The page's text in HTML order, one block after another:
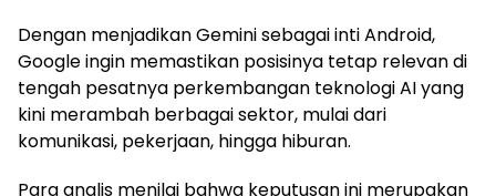
Dengan menjadikan Gemini sebagai inti Android,
Google ingin memastikan posisinya tetap relevan di
tengah pesatnya perkembangan teknologi AI yang
kini merambah berbagai sektor, mulai dari
komunikasi, pekerjaan, hingga hiburan.
Para analis menilai bahwa keputusan ini merupakan